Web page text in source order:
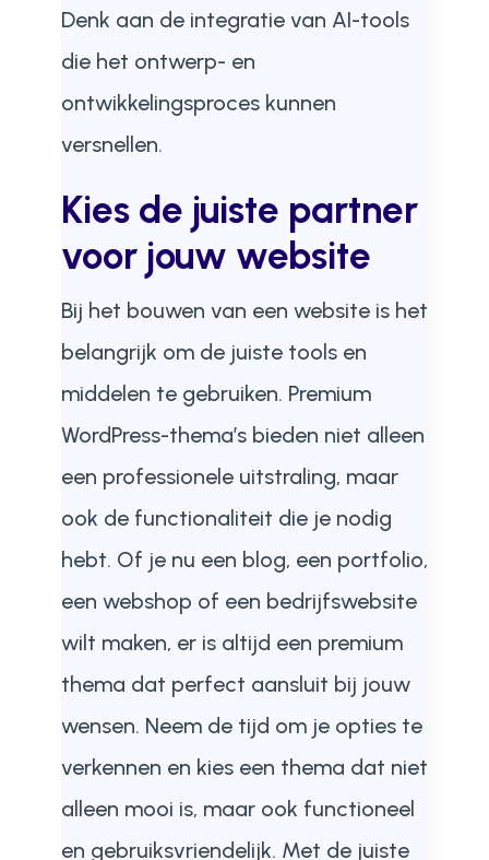
Denk aan de integratie van AI-tools
die het ontwerp- en
ontwikkelingsproces kunnen
versnellen.
Kies de juiste partner
voor jouw website
Bij het bouwen van een website is het
belangrijk om de juiste tools en
middelen te gebruiken. Premium
WordPress-thema’s bieden niet alleen
een professionele uitstraling, maar
ook de functionaliteit die je nodig
hebt. Of je nu een blog, een portfolio,
een webshop of een bedrijfswebsite
wilt maken, er is altijd een premium
thema dat perfect aansluit bij jouw
wensen. Neem de tijd om je opties te
verkennen en kies een thema dat niet
alleen mooi is, maar ook functioneel
en gebruiksvriendelijk. Met de juiste